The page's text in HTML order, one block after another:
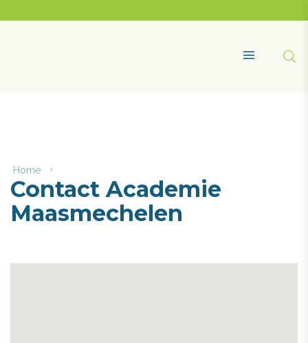
content
Home
Academie
Maasmechelen
Contact Academie
Maasmechelen